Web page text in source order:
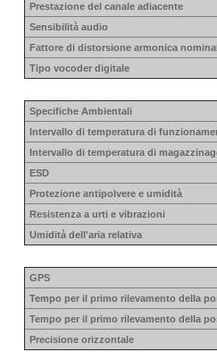
Prestazione del canale adiacente
Sensibilità audio
Fattore di distorsione armonica
Tipo vocoder digitale
Specifiche Ambientali
Intervallo di temperatura di
Intervallo di temperatura di
ESD
Protezione antipolvere e umidità
Resistenza a urti e vibrazioni
Umidità dell'aria relativa
GPS
Tempo per il primo rilevamento della
Tempo per il primo rilevamento della
Precisione orizzontale